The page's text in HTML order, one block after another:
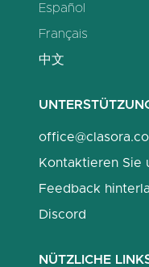
Español
Français
中文
Kontaktieren Sie
Feedback
Discord
NÜTZLICHE